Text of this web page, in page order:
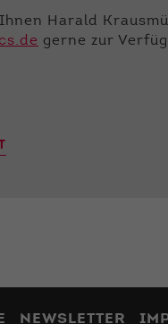
Harald
gerne zur
NEWSLETTER